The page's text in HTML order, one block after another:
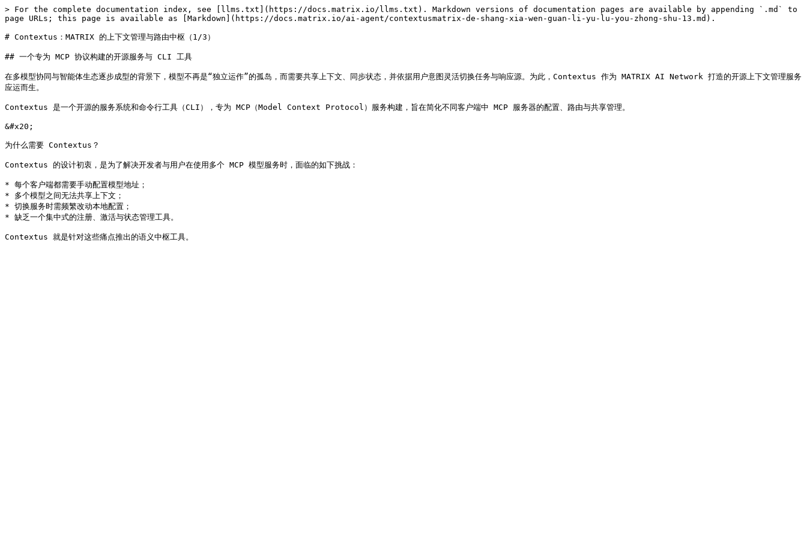
> For the complete documentation index, see [llms.txt](https://docs.matrix.io/llms.txt). Markdown versions of documentation pages are available by appending `.md` to
page URLs; this page is available as [Markdown](https://docs.matrix.io/ai-agent/contextusmatrix-de-shang-xia-wen-guan-li-yu-lu-you-zhong-shu-13.md).
# Contextus：MATRIX 的上下文管理与路由中枢（1/3）
## 一个专为 MCP 协议构建的开源服务与 CLI 工具
在多模型协同与智能体生态逐步成型的背景下，模型不再是“独立运作”的孤岛，而需要共享上下文、同步状态，并依据用户意图灵活切换任务与响应源。为此，Contextus 作为 MATRIX AI Network 打造的开源上下文管理服务
应运而生。
Contextus 是一个开源的服务系统和命令行工具（CLI），专为 MCP（Model Context Protocol）服务构建，旨在简化不同客户端中 MCP 服务器的配置、路由与共享管理。
&#x20;
为什么需要 Contextus？
Contextus 的设计初衷，是为了解决开发者与用户在使用多个 MCP 模型服务时，面临的如下挑战：
* 每个客户端都需要手动配置模型地址；
* 多个模型之间无法共享上下文；
* 切换服务时需频繁改动本地配置；
* 缺乏一个集中式的注册、激活与状态管理工具。